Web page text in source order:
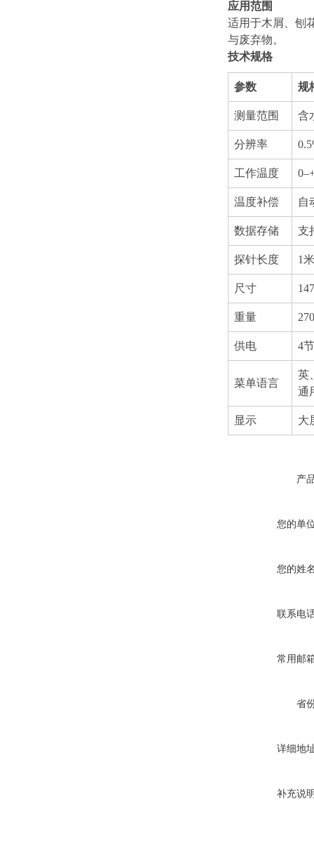
应用范围
适用于木屑、刨
与废弃物。
技术规格
参数 规
测量范围 含
分辨率
工作温度
温度补偿 自
数据存储 支
探针长度 1
尺寸
重量
供电 4
菜单语言
英
通
显示 大
产
您的单
您的姓
联系电
常用邮
省
详细地
补充说